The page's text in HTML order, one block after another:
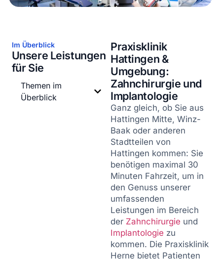
Im Überblick
Unsere Leistungen
für Sie
Themen im
Überblick
Praxisklinik
Hattingen &
Umgebung:
Zahnchirurgie und
Implantologie
Ganz gleich, ob Sie aus
Hattingen Mitte, Winz-
Baak oder anderen
Stadtteilen von
Hattingen kommen: Sie
benötigen maximal 30
Minuten Fahrzeit, um in
den Genuss unserer
umfassenden
Leistungen im Bereich
der Zahnchirurgie und
Implantologie zu
kommen. Die Praxisklinik
Herne bietet Patienten